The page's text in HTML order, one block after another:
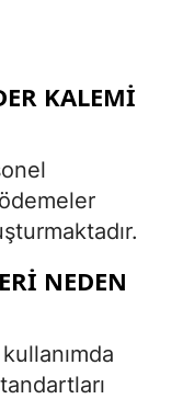
KALEMI
NEDEN